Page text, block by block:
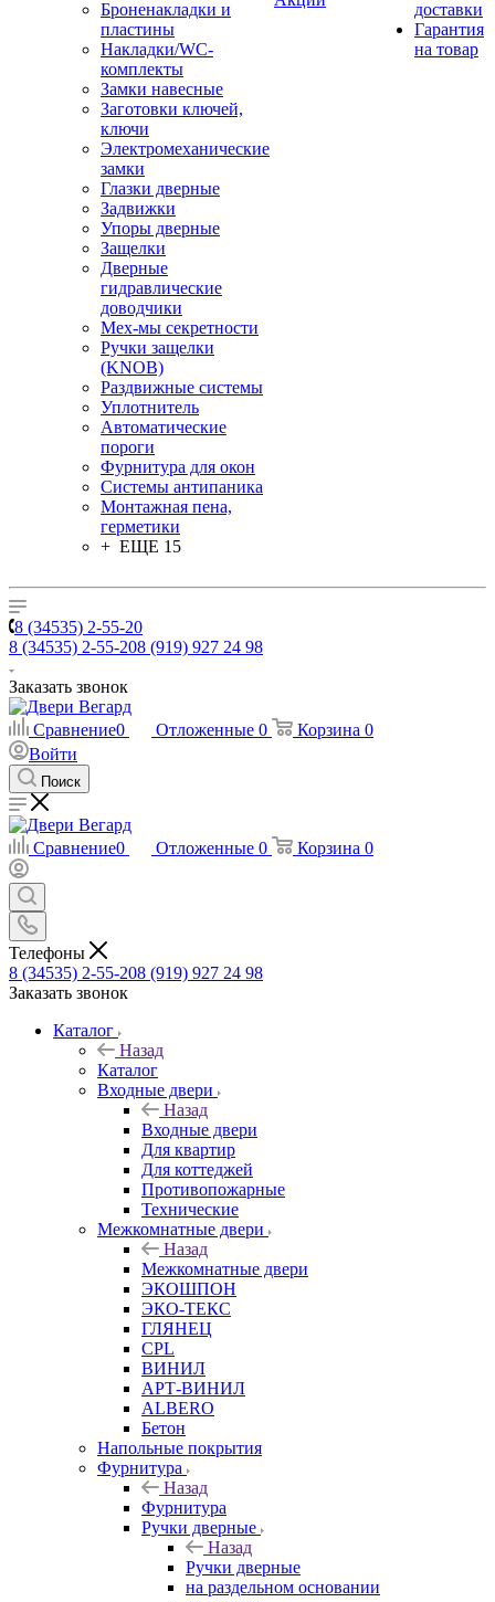
Броненакладки и
пластины
Накладки/WC-
комплекты
Замки навесные
Заготовки ключей,
ключи
Электромеханические
замки
Глазки дверные
Задвижки
Упоры дверные
Защелки
Дверные
гидравлические
доводчики
Мех-мы секретности
Ручки защелки
(KNOB)
Раздвижные системы
Уплотнитель
Автоматические
пороги
Фурнитура для окон
Системы антипаника
Монтажная пена,
герметики
+ ЕЩЕ 15
доставки
Гарантия
на товар
8 (34535) 2-55-20
8 (34535) 2-55-208 (919) 927 24 98
Заказать звонок
Сравнение0 Отложенные 0 Корзина 0
Войти
Поиск
Сравнение0 Отложенные 0 Корзина 0
Телефоны
8 (34535) 2-55-208 (919) 927 24 98
Заказать звонок
Каталог
Назад
Каталог
Входные двери
Назад
Входные двери
Для квартир
Для коттеджей
Противопожарные
Технические
Межкомнатные двери
Назад
Межкомнатные двери
ЭКОШПОН
ЭКО-ТЕКС
ГЛЯНЕЦ
CPL
ВИНИЛ
АРТ-ВИНИЛ
ALBERO
Бетон
Напольные покрытия
Фурнитура
Назад
Фурнитура
Ручки дверные
Назад
Ручки дверные
на раздельном основании